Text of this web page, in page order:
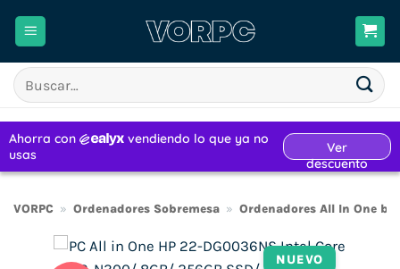
Buscar
por:
VORPC » Ordenadores Sobremesa » Ordenadores All In One
NUEVO